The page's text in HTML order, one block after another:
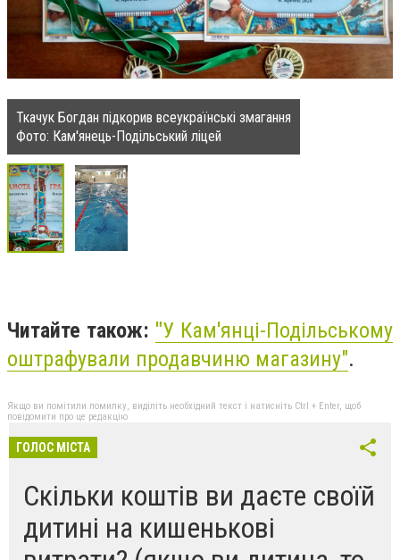
Ткачук Богдан підкорив всеукраїнські змагання
Фото: Кам'янець-Подільський ліцей
Читайте також: "У Кам'янці-Подільському
оштрафували продавчиню магазину".
Якщо ви помітили помилку, виділіть необхідний текст і натисніть Ctrl + Enter, щоб
повідомити про це редакцію
ГОЛОС МІСТА
Скільки коштів ви даєте своїй
дитині на кишенькові